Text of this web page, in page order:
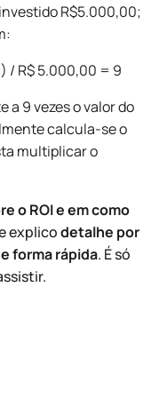
R$5.000,00;
/ R$ 5.000,00 = 9
a 9 vezes o valor do
calcula-se o
multiplicar o
o ROI e em como
explicodetalhe por
forma rápida. É só